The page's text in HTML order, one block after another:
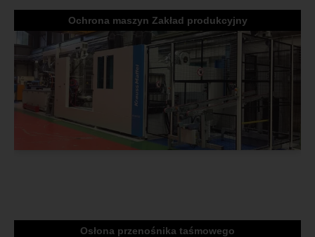
Ochrona maszyn Zakład produkcyjny
Osłona przenośnika taśmowego